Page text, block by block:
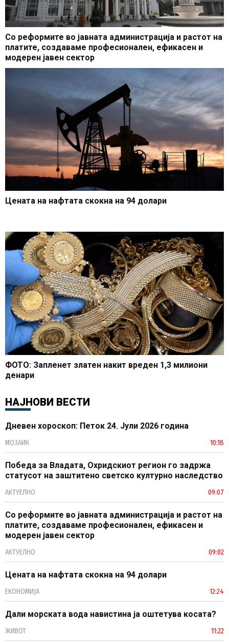
Со реформите во јавната администрација и растот на
платите, создаваме професионален, ефикасен и
модерен јавен сектор
Цената на нафтата скокна на 94 долари
ФОТО: Запленет златен накит вреден 1,3 милиони
денари
НАЈНОВИ ВЕСТИ
Дневен хороскоп: Петок 24. Јули 2026 година
МОЗАИК 10:18
Победа за Владата, Охридскиот регион го задржа
статусот на заштитено светско културно наследство
АКТУЕЛНО 09:07
Со реформите во јавната администрација и растот на
платите, создаваме професионален, ефикасен и
модерен јавен сектор
АКТУЕЛНО 09:02
Цената на нафтата скокна на 94 долари
ЕКОНОМИЈА 12:24
Дали морската вода навистина ја оштетува косата?
ЖИВОТ 11:22